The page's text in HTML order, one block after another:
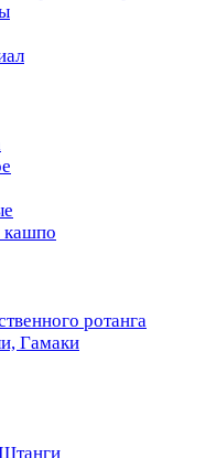
кашпо
ротанга
Гамаки